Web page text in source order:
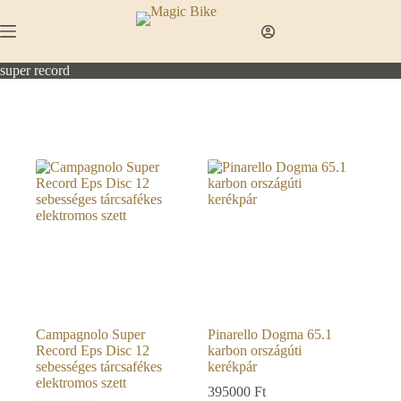
to
content
super record
Campagnolo Super
Record Eps Disc 12
sebességes tárcsafékes
elektromos szett
Pinarello Dogma 65.1
karbon országúti
kerékpár
395000Ft